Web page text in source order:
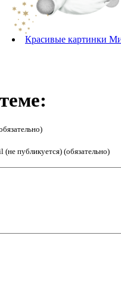
Красивые картинки
(не публикуется) (обязательно)